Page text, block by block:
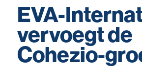
EVA-
vervoegt de
Cohezio-